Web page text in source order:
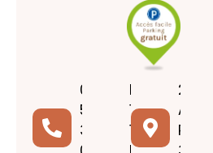
05
56
36
Lundi :
11h00-
18h00
207